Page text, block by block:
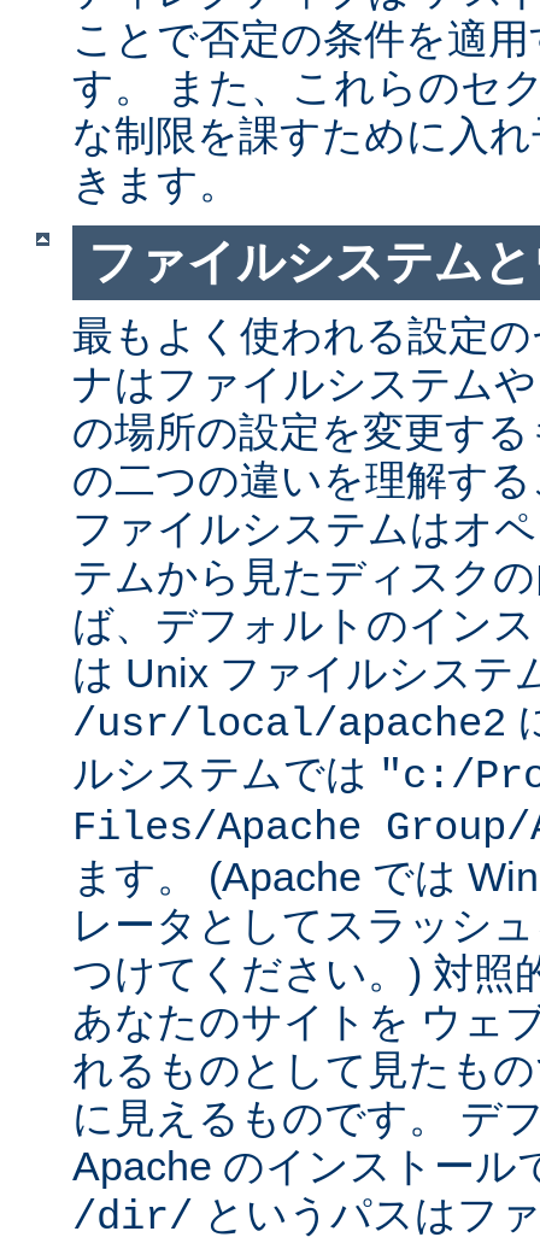
ことで否定の条件を適
す。 また、これらのセ
な制限を課すために入
きます。
ファイルシステム
最もよく使われる設定
ナはファイルシステム
の場所の設定を変更す
の二つの違いを理解す
ファイルシステムはオ
テムから見たディスク
ば、デフォルトのイン
は Unix ファイルシステ
/usr/local/apache2
ルシステムでは "c:/
Files/Apache Group/
ます。 (Apache では
レータとしてスラッシ
つけてください。) 対照
あなたのサイトを ウェ
れるものとして見たも
に見えるものです。 デ
Apache のインストール
/dir/ というパスはフ